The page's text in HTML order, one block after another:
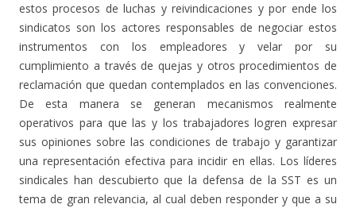
estos procesos de luchas y reivindicaciones y por ende los
sindicatos son los actores responsables de negociar estos
instrumentos con los empleadores y velar por su
cumplimiento a través de quejas y otros procedimientos de
reclamación que quedan contemplados en las convenciones.
De esta manera se generan mecanismos realmente
operativos para que las y los trabajadores logren expresar
sus opiniones sobre las condiciones de trabajo y garantizar
una representación efectiva para incidir en ellas. Los líderes
sindicales han descubierto que la defensa de la SST es un
tema de gran relevancia, al cual deben responder y que a su